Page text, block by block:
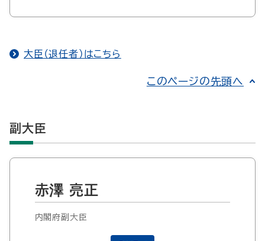
大臣（退任者）はこちら
このページの先頭へ
副大臣
赤澤 亮正
内閣府副大臣